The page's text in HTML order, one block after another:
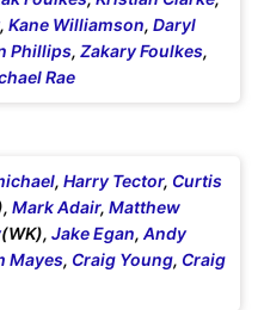
, Kane Williamson, Daryl
Phillips, Zakary Foulkes,
Rae
, Harry Tector, Curtis
Mark Adair, Matthew
(WK), Jake Egan, Andy
Mayes, Craig Young, Craig